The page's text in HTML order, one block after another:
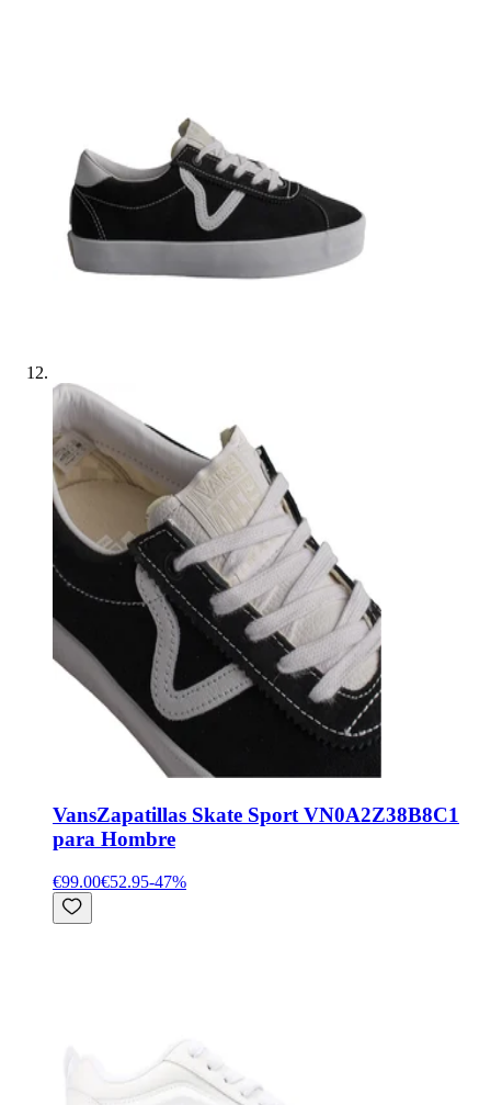
VansZapatillas Skate Sport VN0A2Z38B8C1
para Hombre
€99.00€52.95-47%